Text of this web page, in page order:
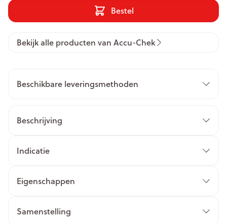
Bestel
Bekijk alle producten van Accu-Chek
Beschikbare leveringsmethoden
Beschrijving
Indicatie
Eigenschappen
Samenstelling